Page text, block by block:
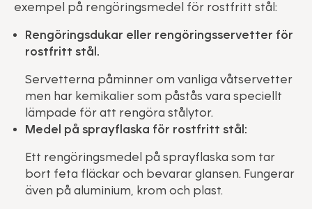
exempel på rengöringsmedel för rostfritt stål:
Rengöringsdukar eller rengöringsservetter för
rostfritt stål.
Servetterna påminner om vanliga våtservetter
men har kemikalier som påstås vara speciellt
lämpade för att rengöra stålytor.
Medel på sprayflaska för rostfritt stål:
Ett rengöringsmedel på sprayflaska som tar
bort feta fläckar och bevarar glansen. Fungerar
även på aluminium, krom och plast.